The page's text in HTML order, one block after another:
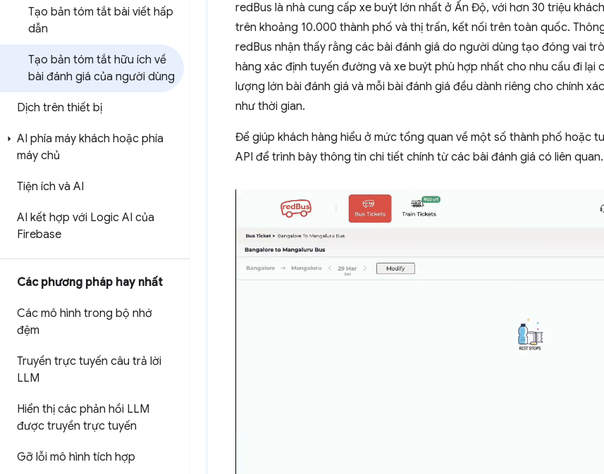
Tạo bản tóm tắt bài viết hấp
dẫn
Tạo bản tóm tắt hữu ích về
bài đánh giá của người dùng
Dịch trên thiết bị
AI phía máy khách hoặc phía
máy chủ
Tiện ích và AI
AI kết hợp với Logic AI của
Firebase
Các phương pháp hay nhất
Các mô hình trong bộ nhớ
đệm
Truyền trực tuyến câu trả lời
LLM
Hiển thị các phản hồi LLM
được truyền trực tuyến
Gỡ lỗi mô hình tích hợp
redBus là nhà cung cấp xe buýt lớn nhất ở Ấn Độ, với hơn 30 triệu
trên khoảng 10.000 thành phố và thị trấn, kết nối trên toàn quốc.
redBus nhận thấy rằng các bài đánh giá do người dùng tạo đóng vai
hàng xác định tuyến đường và xe buýt phù hợp nhất cho nhu cầu đi lại
lượng lớn bài đánh giá và mỗi bài đánh giá đều dành riêng cho chính
như thời gian.
Để giúp khách hàng hiểu ở mức tổng quan về một số thành phố hoặc
API để trình bày thông tin chi tiết chính từ các bài đánh giá có liên quan.